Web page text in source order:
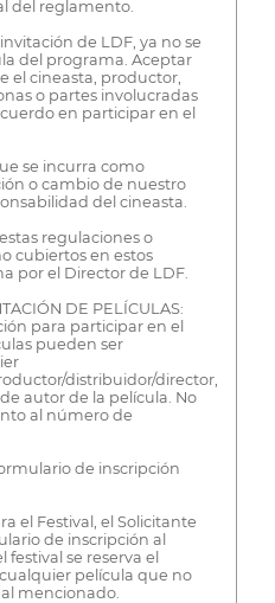
del reglamento.
de LDF, ya no se
del programa. Aceptar
el cineasta, productor,
o partes involucradas
en participar en el
se incurra como
o cambio de nuestro
del cineasta.
regulaciones o
cubiertos en estos
por el Director de LDF.
DE PELÍCULAS:
para participar en el
pueden ser
distribuidor/director,
autor de la película. No
al número de
de inscripción
el Festival, el Solicitante
de inscripción al
se reserva el
película que no
mencionado.